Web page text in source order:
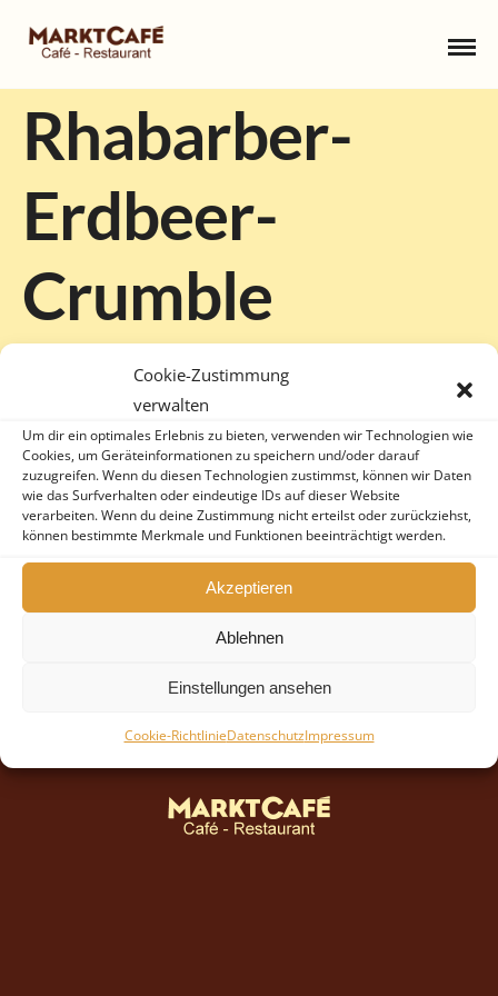
Cookie-Zustimmung
verwalten
Um dir ein optimales Erlebnis zu bieten, verwenden wir Technologien wie
Cookies, um Geräteinformationen zu speichern und/oder darauf
zuzugreifen. Wenn du diesen Technologien zustimmst, können wir Daten
wie das Surfverhalten oder eindeutige IDs auf dieser Website
verarbeiten. Wenn du deine Zustimmung nicht erteilst oder zurückziehst,
können bestimmte Merkmale und Funktionen beeinträchtigt werden.
Akzeptieren
Ablehnen
Einstellungen ansehen
Cookie-RichtlinieDatenschutzImpressum
Rhabarber-
Erdbeer-
Crumble